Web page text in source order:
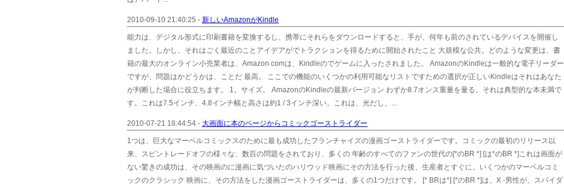
2010-09-10 21:40:25 - 新しいAmazonがKindle
能力は、デジタル形式に印刷書籍を変換するし、携帯にそれらをダウンロードすると、手が、何年も前のされているデバイスを開催し
ました。しかし、それはごく最近のことアイデアがでトラクションを得るために開始されたこと 大規模な公共。どのような変更は、書
籍の最大のオンライン小売業者は、Amazon.comは、Kindleのでゲームに入ったされました。 AmazonのKindleは一般的な電子リーダー
ですが、問題はかどうかは、ことだ 最高。 ここでの機能のいくつかの利用可能なリストですための選択が正しいKindleはそれはあなた
が判断した場合に役立ちます。 1。サイズ。 AmazonのKindleの最新バージョン わずか8.7オンス重量を量る。それは典型的な本未満で
す。これは7.5インチ、4.8インチ幅と高さは約1 / 3インチ深い。これは、光だし、...
2010-07-21 18:44:54 - 大画面に本のページからコミックゴーストライダー
1つは、巨大なマーベルコミックスのために最も成功したフランチャイズの漫画ゴーストライダーです。コミックの最初のリリース以
来、スピントレードオフの様々な、数百の問題をされており、多くの 年齢のすべてのファンの世代の[*のBR *] [は*のBR *]これは画面が
ない驚きの成功は、その映画のに漫画に気づいたのハリウッド映画にその方法を行った後、生産者とすぐに。いくつかのマーベルコミ
ックのクラシック 映画に、その方法をした漫画ゴーストライダーは、多くの1つだけです。 [* BRは*] [*のBR *]は、X -男性が、スパイダ